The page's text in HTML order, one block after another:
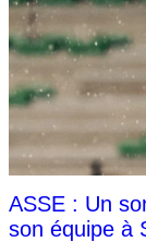
ASSE : Un
son équipe à